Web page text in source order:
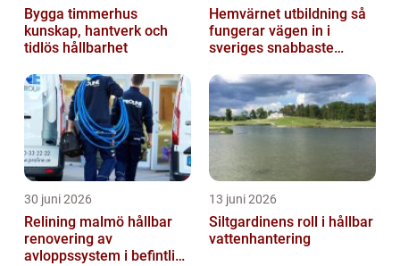
Bygga timmerhus
kunskap, hantverk och
tidlös hållbarhet
Hemvärnet utbildning så
fungerar vägen in i
sveriges snabbaste
30 juni 2026
Relining malmö hållbar
renovering av
avloppssystem i befintliga
13 juni 2026
Siltgardinens roll i hållbar
vattenhantering